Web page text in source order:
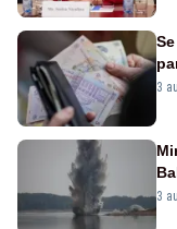
3
3